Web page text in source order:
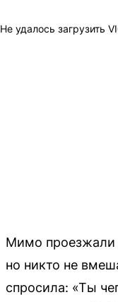
Не удалось загрузить
Мимо
но никто не
спросила: «Ты